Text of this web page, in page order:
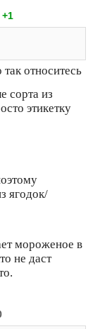
+1
относитесь
сорта из
этикетку
ягодок/
мороженое в
не даст